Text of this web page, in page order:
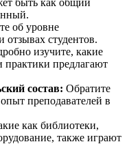
быть как общий
об уровне
отзывах студентов.
изучите, какие
практики предлагают
состав: Обратите
преподавателей в
как библиотеки,
также играют